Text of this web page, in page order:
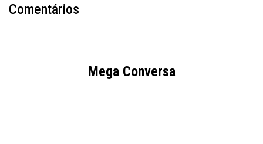
Comentários
Mega Conversa